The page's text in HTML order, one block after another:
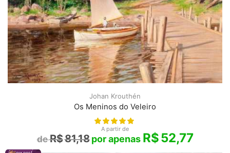
Johan Krouthén
Os Meninos do Veleiro
A partir de
R$81,18 R$52,77